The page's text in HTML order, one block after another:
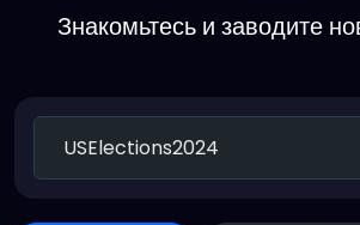
Знакомьтесь и заводите